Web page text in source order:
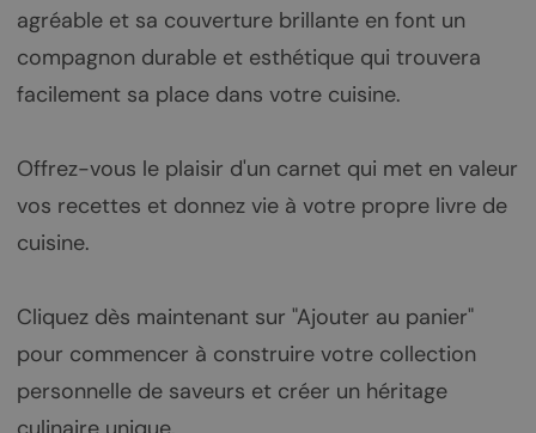
agréable et sa couverture brillante en font un
compagnon durable et esthétique qui trouvera
facilement sa place dans votre cuisine.
Offrez-vous le plaisir d'un carnet qui met en valeur
vos recettes et donnez vie à votre propre livre de
cuisine.
Cliquez dès maintenant sur "Ajouter au panier"
pour commencer à construire votre collection
personnelle de saveurs et créer un héritage